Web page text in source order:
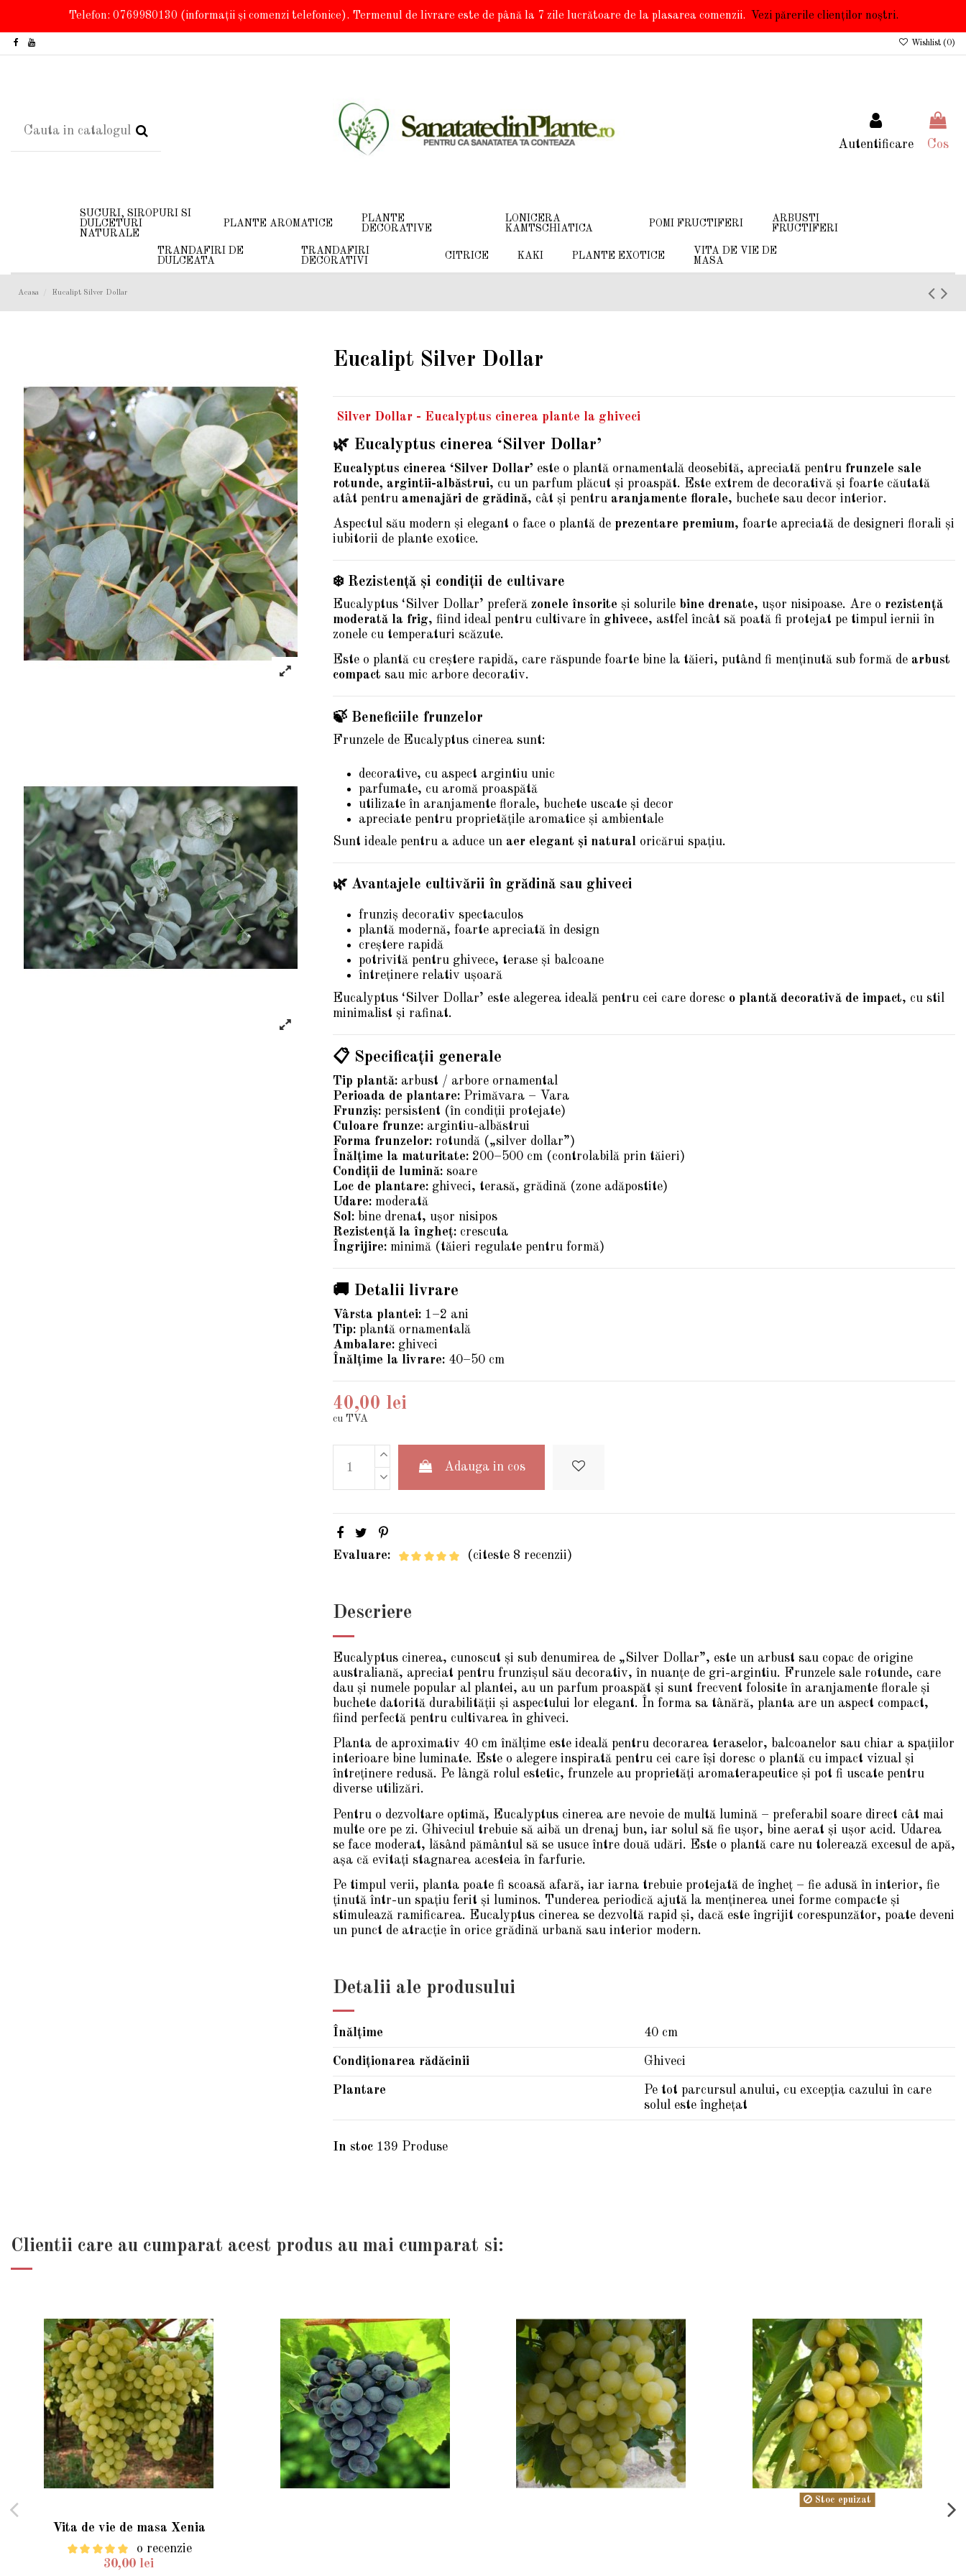
Telefon: 0769980130 (informații și comenzi telefonice). Termenul de livrare este de până la 7 zile lucrătoare de la plasarea comenzii. Vezi părerile clienților noștri.
Wishlist (0)
Autentificare Cos
SUCURI, SIROPURI SI
DULCETURI
NATURALE
PLANTE AROMATICE
PLANTE
DECORATIVE
LONICERA
KAMTSCHIATICA
POMI FRUCTIFERI
ARBUSTI
FRUCTIFERI
TRANDAFIRI DE
DULCEATA
TRANDAFIRI
DECORATIVI
CITRICE KAKI PLANTE EXOTICE
VITA DE VIE DE
MASA
Acasa Eucalipt Silver Dollar
Eucalipt Silver Dollar
Silver Dollar - Eucalyptus cinerea plante la ghiveci
🌿 Eucalyptus cinerea ‘Silver Dollar’
Eucalyptus cinerea ‘Silver Dollar’ este o plantă ornamentală deosebită, apreciată pentru frunzele sale
rotunde, argintii-albăstrui, cu un parfum plăcut și proaspăt. Este extrem de decorativă și foarte căutată
atât pentru amenajări de grădină, cât și pentru aranjamente florale, buchete sau decor interior.
Aspectul său modern și elegant o face o plantă de prezentare premium, foarte apreciată de designeri florali și
iubitorii de plante exotice.
❄️ Rezistență și condiții de cultivare
Eucalyptus ‘Silver Dollar’ preferă zonele însorite și solurile bine drenate, ușor nisipoase. Are o rezistență
moderată la frig, fiind ideal pentru cultivare în ghivece, astfel încât să poată fi protejat pe timpul iernii în
zonele cu temperaturi scăzute.
Este o plantă cu creștere rapidă, care răspunde foarte bine la tăieri, putând fi menținută sub formă de arbust
compact sau mic arbore decorativ.
🍃 Beneficiile frunzelor
Frunzele de Eucalyptus cinerea sunt:
decorative, cu aspect argintiu unic
parfumate, cu aromă proaspătă
utilizate în aranjamente florale, buchete uscate și decor
apreciate pentru proprietățile aromatice și ambientale
Sunt ideale pentru a aduce un aer elegant și naturaloricărui spațiu.
🌿 Avantajele cultivării în grădină sau ghiveci
frunziș decorativ spectaculos
plantă modernă, foarte apreciată în design
creștere rapidă
potrivită pentru ghivece, terase și balcoane
întreținere relativ ușoară
Eucalyptus ‘Silver Dollar’ este alegerea ideală pentru cei care doresc o plantă decorativă de impact, cu stil
minimalist și rafinat.
📋 Specificații generale
Tip plantă:arbust / arbore ornamental
Perioada de plantare:Primăvara – Vara
Frunziș:persistent (în condiții protejate)
Culoare frunze:argintiu-albăstrui
Forma frunzelor:rotundă („silver dollar”)
Înălțime la maturitate:200–500 cm (controlabilă prin tăieri)
Condiții de lumină:soare
Loc de plantare:ghiveci, terasă, grădină (zone adăpostite)
Udare:moderată
Sol:bine drenat, ușor nisipos
Rezistență la îngheț:crescuta
Îngrijire:minimă (tăieri regulate pentru formă)
🚚 Detalii livrare
Vârsta plantei:1–2 ani
Tip:plantă ornamentală
Ambalare:ghiveci
Înălțime la livrare:40–50 cm
40,00 lei
cu TVA
Adauga in cos
Evaluare: (citeste 8 recenzii)
Descriere
Eucalyptus cinerea, cunoscut și sub denumirea de „Silver Dollar”, este un arbust sau copac de origine
australiană, apreciat pentru frunzișul său decorativ, în nuanțe de gri-argintiu. Frunzele sale rotunde, care
dau și numele popular al plantei, au un parfum proaspăt și sunt frecvent folosite în aranjamente florale și
buchete datorită durabilității și aspectului lor elegant. În forma sa tânără, planta are un aspect compact,
fiind perfectă pentru cultivarea în ghiveci.
Planta de aproximativ 40 cm înălțime este ideală pentru decorarea teraselor, balcoanelor sau chiar a spațiilor
interioare bine luminate. Este o alegere inspirată pentru cei care își doresc o plantă cu impact vizual și
întreținere redusă. Pe lângă rolul estetic, frunzele au proprietăți aromaterapeutice și pot fi uscate pentru
diverse utilizări.
Pentru o dezvoltare optimă, Eucalyptus cinerea are nevoie de multă lumină – preferabil soare direct cât mai
multe ore pe zi. Ghiveciul trebuie să aibă un drenaj bun, iar solul să fie ușor, bine aerat și ușor acid. Udarea
se face moderat, lăsând pământul să se usuce între două udări. Este o plantă care nu tolerează excesul de apă,
așa că evitați stagnarea acesteia în farfurie.
Pe timpul verii, planta poate fi scoasă afară, iar iarna trebuie protejată de îngheț – fie adusă în interior, fie
ținută într-un spațiu ferit și luminos. Tunderea periodică ajută la menținerea unei forme compacte și
stimulează ramificarea. Eucalyptus cinerea se dezvoltă rapid și, dacă este îngrijit corespunzător, poate deveni
un punct de atracție în orice grădină urbană sau interior modern.
Detalii ale produsului
Înălțime 40 cm
Condiționarea rădăcinii Ghiveci
Plantare
Pe tot parcursul anului, cu excepția cazului în care
solul este înghețat
In stoc 139 Produse
Clientii care au cumparat acest produs au mai cumparat si:
Vita de vie de masa Xenia
o recenzie
30,00 lei
Stoc epuizat